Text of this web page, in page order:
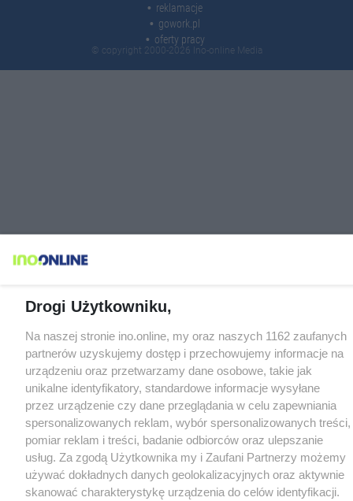
reklamacje
gowork.pl
oferty pracy
© copyright 2000-2026 Ino-online Media
Drogi Użytkowniku,
Na naszej stronie ino.online, my oraz naszych 1162 zaufanych
partnerów uzyskujemy dostęp i przechowujemy informacje na
urządzeniu oraz przetwarzamy dane osobowe, takie jak
unikalne identyfikatory, standardowe informacje wysyłane
przez urządzenie czy dane przeglądania w celu zapewniania
spersonalizowanych reklam, wybór spersonalizowanych treści,
pomiar reklam i treści, badanie odbiorców oraz ulepszanie
usług. Za zgodą Użytkownika my i Zaufani Partnerzy możemy
używać dokładnych danych geolokalizacyjnych oraz aktywnie
skanować charakterystykę urządzenia do celów identyfikacji.